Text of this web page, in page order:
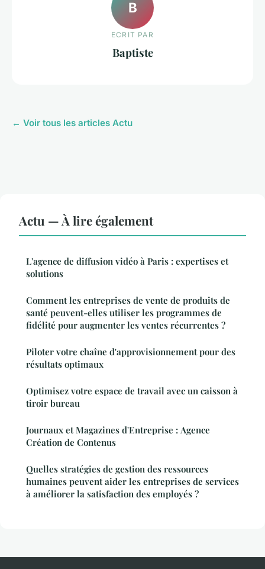
B
ECRIT PAR
Baptiste
← Voir tous les articles Actu
Actu — À lire également
L'agence de diffusion vidéo à Paris : expertises et
solutions
Comment les entreprises de vente de produits de
santé peuvent-elles utiliser les programmes de
fidélité pour augmenter les ventes récurrentes ?
Piloter votre chaîne d'approvisionnement pour des
résultats optimaux
Optimisez votre espace de travail avec un caisson à
tiroir bureau
Journaux et Magazines d'Entreprise : Agence
Création de Contenus
Quelles stratégies de gestion des ressources
humaines peuvent aider les entreprises de services
à améliorer la satisfaction des employés ?